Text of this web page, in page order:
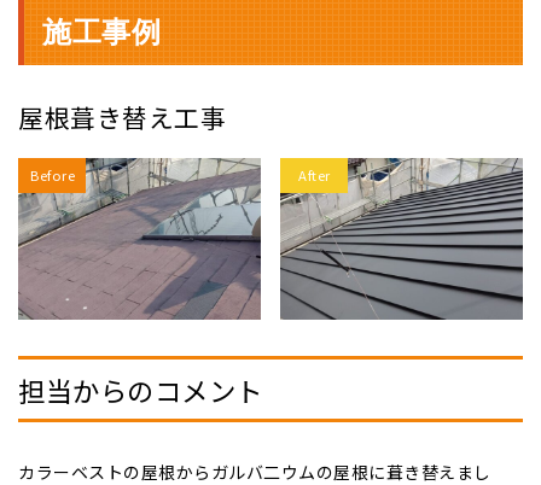
content
施工事例
屋根葺き替え工事
Before After
担当からのコメント
カラーベストの屋根からガルバ二ウムの屋根に葺き替えまし